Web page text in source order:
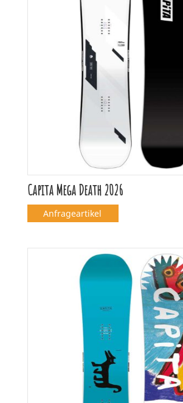
Capita Mega Death 2026
Anfrageartikel